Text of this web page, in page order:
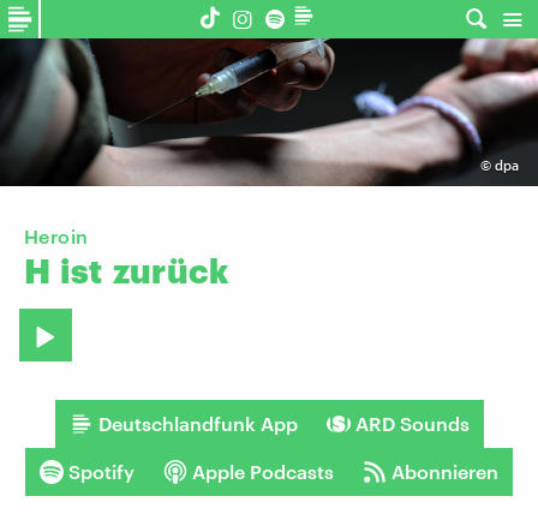
© dpa
Heroin
H ist zurück
Deutschlandfunk App ARD Sounds
Spotify Apple Podcasts Abonnieren